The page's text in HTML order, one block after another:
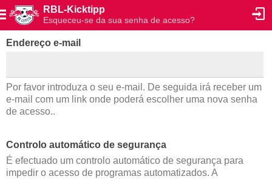
RBL-Kicktipp
Esqueceu-se da sua senha de acesso?
Endereço e-mail
Por favor introduza o seu e-mail. De seguida irá receber um
e-mail com um link onde poderá escolher uma nova senha
de acesso..
Controlo automático de segurança
É efectuado um controlo automático de segurança para
impedir o acesso de programas automatizados. A